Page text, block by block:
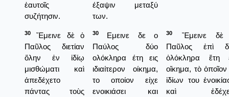
ἑαυτοῖς
συζήτησιν.
έξαψιν μεταξύ
των.
30
Ἔμεινε δὲ ὁ
Παῦλος διετίαν
ὅλην ἐν ἰδίῳ
μισθώματι καὶ
ἀπεδέχετο
πάντας τοὺς
30
Εμεινε δε ο
Παύλος δύο
ολόκληρα έτη εις
ιδιαίτερον οίκημα,
το οποίον είχε
ενοικιάσει και
30
Ἔμεινε
Παῦλος ἐπὶ
ὁλόκληρα ἔτη
οἴκημα, τὸ ὁποῖον
ἰδίων του
καὶ